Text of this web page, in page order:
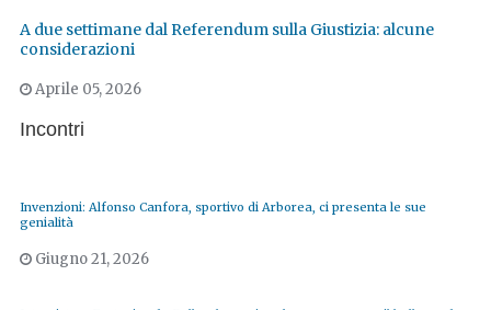
A due settimane dal Referendum sulla Giustizia: alcune
considerazioni
Aprile 05, 2026
Incontri
Invenzioni: Alfonso Canfora, sportivo di Arborea, ci presenta le sue
genialità
Giugno 21, 2026